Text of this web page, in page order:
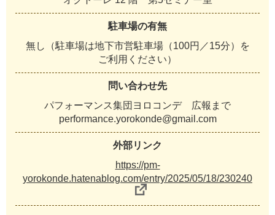
駐車場の有無
無し（駐車場は地下市営駐車場（100円／15分）を
ご利用ください）
問い合わせ先
パフォーマンス集団ヨロコンデ 広報まで
performance.yorokonde@gmail.com
外部リンク
https://pm-
yorokonde.hatenablog.com/entry/2025/05/18/230240